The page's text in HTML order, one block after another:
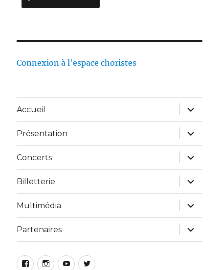
Connexion à l'espace choristes
Accueil
Présentation
Concerts
Billetterie
Multimédia
Partenaires